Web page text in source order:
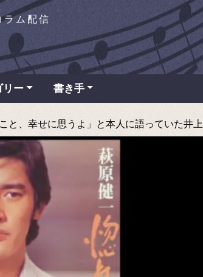
ラム配信
リー 書き手
と、幸せに思うよ」と本人に語っていた井